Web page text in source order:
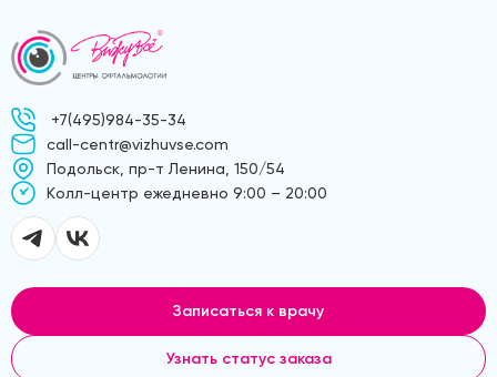
+7(495)984-35-34
call-centr@vizhuvse.com
Подольск, пр-т Ленина, 150/54
Kолл-центр ежедневно 9:00 – 20:00
Записаться к врачу
Узнать статус заказа